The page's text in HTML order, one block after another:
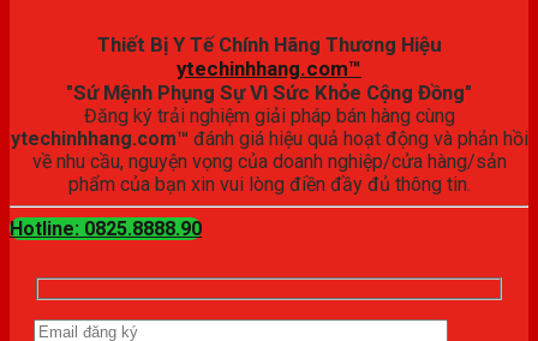
Thiết Bị Y Tế Chính Hãng Thương Hiệu
ytechinhhang.com™
"Sứ Mệnh Phụng Sự Vì Sức Khỏe Cộng Đồng"
Đăng ký trải nghiệm giải pháp bán hàng cùng
ytechinhhang.com™ đánh giá hiệu quả hoạt động và phản hồi
về nhu cầu, nguyện vọng của doanh nghiệp/cửa hàng/sản
phẩm của bạn xin vui lòng điền đầy đủ thông tin.
Hotline: 0825.8888.90